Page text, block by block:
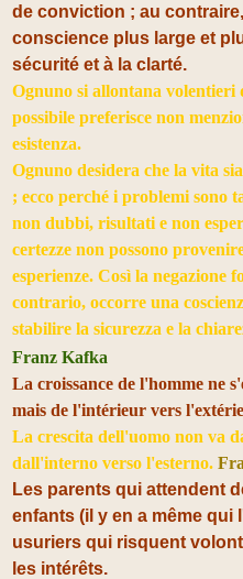
de conviction ; au
conscience plus large et
sécurité et à la clarté.
Ognuno si allontana volentieri
possibile preferisce non
esistenza.
Ognuno desidera che la vita
; ecco perché i problemi sono
non dubbi, risultati e non
certezze non possono
esperienze. Così la negazione
contrario, occorre una
stabilire la sicurezza e la
Franz Kafka
La croissance de l'homme ne
mais de l'intérieur vers
La crescita dell'uomo non va
dall'interno verso l'esterno.
Les parents qui attendent
enfants (il y en a même
usuriers qui risquent
les intérêts.